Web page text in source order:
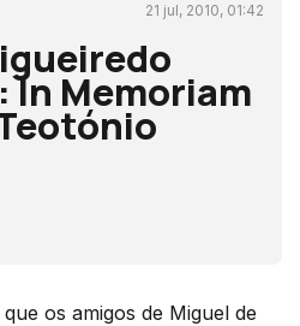
21 jul, 2010, 01:42
In Memoriam
os amigos de Miguel de